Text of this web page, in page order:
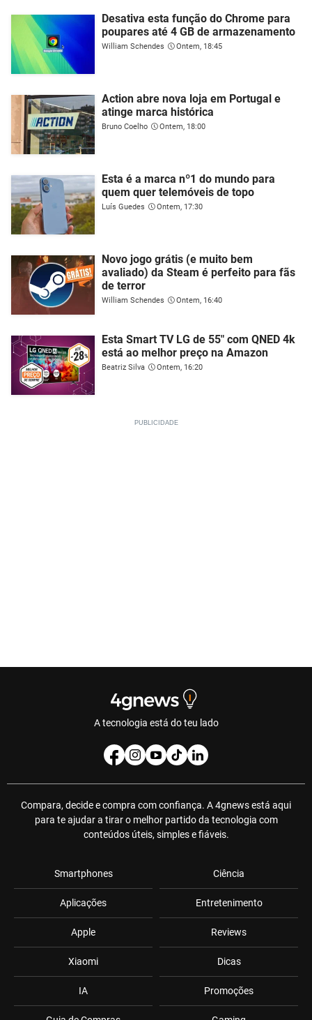
Desativa esta função do Chrome para
poupares até 4 GB de armazenamento
William Schendes Ontem, 18:45
Action abre nova loja em Portugal e
atinge marca histórica
Bruno Coelho Ontem, 18:00
Esta é a marca nº1 do mundo para
quem quer telemóveis de topo
Luís Guedes Ontem, 17:30
Novo jogo grátis (e muito bem
avaliado) da Steam é perfeito para fãs
de terror
William Schendes Ontem, 16:40
Esta Smart TV LG de 55" com QNED 4k
está ao melhor preço na Amazon
Beatriz Silva Ontem, 16:20
A tecnologia está do teu lado
Compara, decide e compra com confiança. A 4gnews está aqui
para te ajudar a tirar o melhor partido da tecnologia com
conteúdos úteis, simples e fiáveis.
Smartphones
Aplicações
Apple
Xiaomi
IA
Ciência
Entretenimento
Reviews
Dicas
Promoções